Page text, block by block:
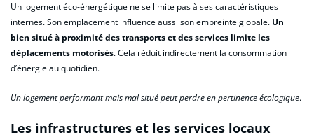
Un logement éco-énergétique ne se limite pas à ses caractéristiques
internes. Son emplacement influence aussi son empreinte globale. Un
bien situé à proximité des transports et des services limite les
déplacements motorisés. Cela réduit indirectement la consommation
d’énergie au quotidien.
Un logement performant mais mal situé peut perdre en pertinence écologique.
Les infrastructures et les services locaux